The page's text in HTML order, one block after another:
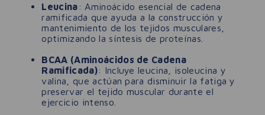
Leucina : Aminoácido esencial de cadena
ramificada que ayuda a la construcción y
mantenimiento de los tejidos musculares,
optimizando la síntesis de proteínas.
BCAA (Aminoácidos de Cadena
Ramificada): Incluye leucina, isoleucina y
valina, que actúan para disminuir la fatiga y
preservar el tejido muscular durante el
ejercicio intenso.